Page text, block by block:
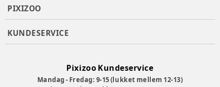
PIXIZOO
KUNDESERVICE
Pixizoo Kundeservice
Mandag - Fredag: 9-15 (lukket mellem 12-13)